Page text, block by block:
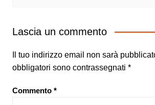
Lascia un commento
Il tuo indirizzo email non sarà
obbligatori sono contrassegnati *
Commento *